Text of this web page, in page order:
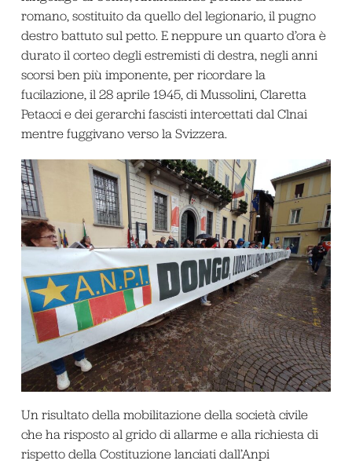
romano, sostituito da quello del legionario, il pugno
destro battuto sul petto. E neppure un quarto d’ora è
durato il corteo degli estremisti di destra, negli anni
scorsi ben più imponente, per ricordare la
fucilazione, il 28 aprile 1945, di Mussolini, Claretta
Petacci e dei gerarchi fascisti intercettati dal Clnai
mentre fuggivano verso la Svizzera.
Un risultato della mobilitazione della società civile
che ha risposto al grido di allarme e alla richiesta di
rispetto della Costituzione lanciati dall’Anpi